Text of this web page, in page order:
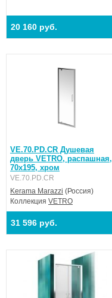
20 160 руб.
VE.70.PD.CR Душевая
дверь VETRO, распашная,
70х195, хром
VE.70.PD.CR
Kerama Marazzi (Россия)
Коллекция VETRO
31 596 руб.